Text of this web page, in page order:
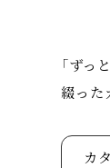
「ずっ
綴った
カ